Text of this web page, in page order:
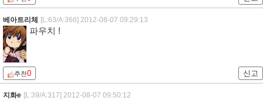
베아트리체 [L:63/A:366] 2012-08-07 09:29:13
파우치 !
추천0 신고
지화e [L:39/A:317] 2012-08-07 09:50:12